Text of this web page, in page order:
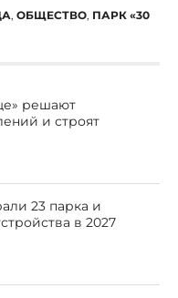
, ОБЩЕСТВО, ПАРК «30
решают
и строят
23 парка и
в 2027